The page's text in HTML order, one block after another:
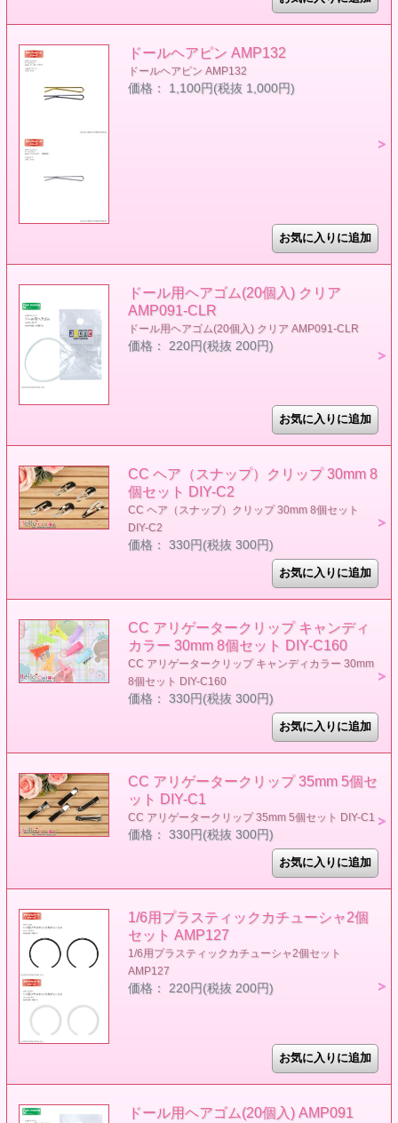
ドールヘアピン AMP132
ドールヘアピン AMP132
価格： 1,100円(税抜 1,000円)
ドール用ヘアゴム(20個入) クリア
AMP091-CLR
ドール用ヘアゴム(20個入) クリア AMP091-CLR
価格： 220円(税抜 200円)
CC ヘア（スナップ）クリップ 30mm 8
個セット DIY-C2
CC ヘア（スナップ）クリップ 30mm 8個セット
DIY-C2
価格： 330円(税抜 300円)
CC アリゲータークリップ キャンディ
カラー 30mm 8個セット DIY-C160
CC アリゲータークリップ キャンディカラー 30mm
8個セット DIY-C160
価格： 330円(税抜 300円)
CC アリゲータークリップ 35mm 5個セ
ット DIY-C1
CC アリゲータークリップ 35mm 5個セット DIY-C1
価格： 330円(税抜 300円)
1/6用プラスティックカチューシャ2個
セット AMP127
1/6用プラスティックカチューシャ2個セット
AMP127
価格： 220円(税抜 200円)
ドール用ヘアゴム(20個入) AMP091